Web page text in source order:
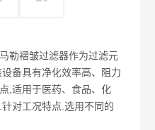
勒褶皱过滤器作为过滤元
备具有净化效率高、阻力
,适用于医药、食品、化
对工况特点.选用不同的